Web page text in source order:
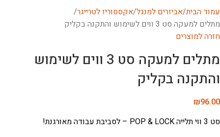
עמוד הבית אביזרים למנגל אקססוריז לטרייגר
מתלים למעקה סט 3 ווים לשימוש והתקנה בקליק
חזרה למוצרים
מתלים למעקה סט 3 ווים לשימוש
והתקנה בקליק
₪96.00
סט 3 ווי תלייה POP & LOCK – לסביבת עבודה מאורגנת!